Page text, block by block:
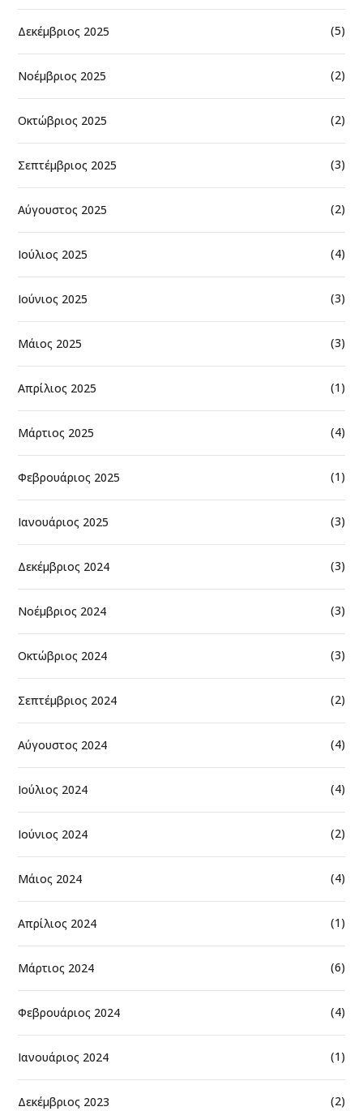
Δεκέμβριος 2025 (5)
Νοέμβριος 2025 (2)
Οκτώβριος 2025 (2)
Σεπτέμβριος 2025 (3)
Αύγουστος 2025 (2)
Ιούλιος 2025 (4)
Ιούνιος 2025 (3)
Μάιος 2025 (3)
Απρίλιος 2025 (1)
Μάρτιος 2025 (4)
Φεβρουάριος 2025 (1)
Ιανουάριος 2025 (3)
Δεκέμβριος 2024 (3)
Νοέμβριος 2024 (3)
Οκτώβριος 2024 (3)
Σεπτέμβριος 2024 (2)
Αύγουστος 2024 (4)
Ιούλιος 2024 (4)
Ιούνιος 2024 (2)
Μάιος 2024 (4)
Απρίλιος 2024 (1)
Μάρτιος 2024 (6)
Φεβρουάριος 2024 (4)
Ιανουάριος 2024 (1)
Δεκέμβριος 2023 (2)